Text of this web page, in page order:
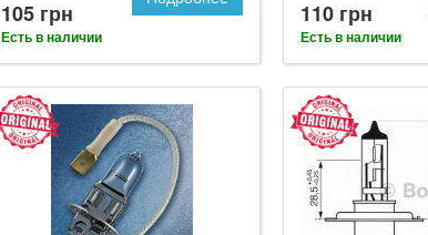
105 грн
Есть в наличии
110 грн
Есть в наличии